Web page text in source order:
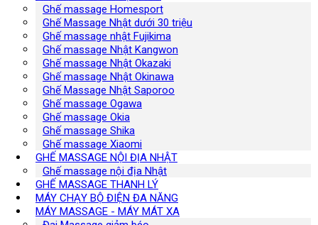
Ghế massage Homesport
Ghế Massage Nhật dưới 30 triệu
Ghế massage nhật Fujikima
Ghế massage Nhật Kangwon
Ghế massage Nhật Okazaki
Ghế massage Nhật Okinawa
Ghế Massage Nhật Saporoo
Ghế massage Ogawa
Ghế massage Okia
Ghế massage Shika
Ghế massage Xiaomi
GHẾ MASSAGE NỘI ĐỊA NHẬT
Ghế massage nội địa Nhật
GHẾ MASSAGE THANH LÝ
MÁY CHẠY BỘ ĐIỆN ĐA NĂNG
MÁY MASSAGE - MÁY MÁT XA